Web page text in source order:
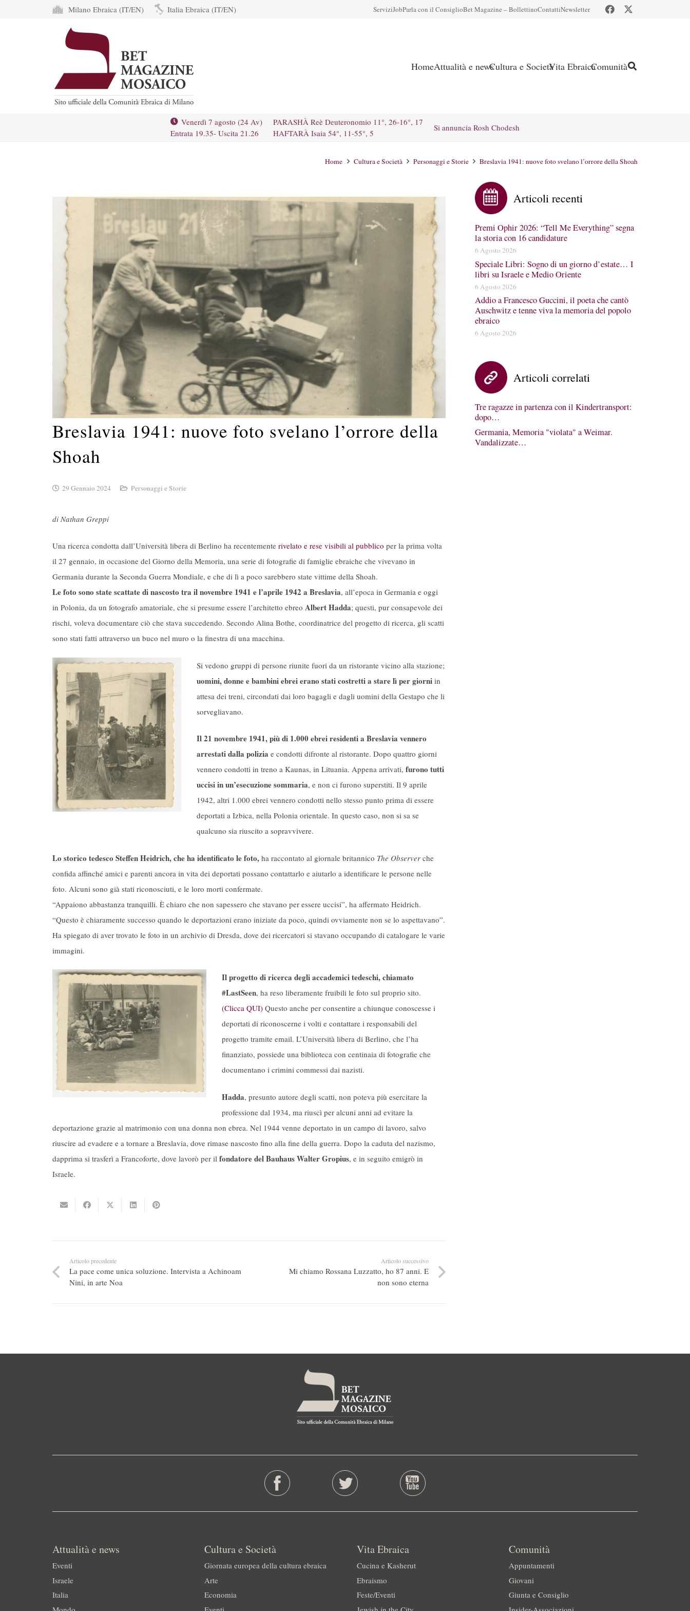
Milano Ebraica (IT/EN) Italia Ebraica (IT/EN) ServiziJobParla con il ConsiglioBet Magazine – BollettinoContattiNewsletter
HomeAttualità e newsCultura e SocietàVita EbraicaComunità
Venerdì 7 agosto (24 Av)
Entrata 19.35- Uscita 21.26
PARASHÀ Reè Deuteronomio 11°, 26-16°, 17
HAFTARÀ Isaia 54°, 11-55°, 5
Si annuncia Rosh Chodesh
Home Cultura e Società Personaggi e Storie Breslavia 1941: nuove foto svelano l’orrore della Shoah
Breslavia 1941: nuove foto svelano l’orrore della
Shoah
29 Gennaio 2024 Personaggi e Storie
di Nathan Greppi
Una ricerca condotta dall’Università libera di Berlino ha recentemente rivelato e rese visibili al pubblico per la prima volta
il 27 gennaio, in occasione del Giorno della Memoria, una serie di fotografie di famiglie ebraiche che vivevano in
Germania durante la Seconda Guerra Mondiale, e che di lì a poco sarebbero state vittime della Shoah.
Le foto sono state scattate di nascosto tra il novembre 1941 e l’aprile 1942 a Breslavia, all’epoca in Germania e oggi
in Polonia, da un fotografo amatoriale, che si presume essere l’architetto ebreo Albert Hadda; questi, pur consapevole dei
rischi, voleva documentare ciò che stava succedendo. Secondo Alina Bothe, coordinatrice del progetto di ricerca, gli scatti
sono stati fatti attraverso un buco nel muro o la finestra di una macchina.
Si vedono gruppi di persone riunite fuori da un ristorante vicino alla stazione;
uomini, donne e bambini ebrei erano stati costretti a stare lì per giorni in
attesa dei treni, circondati dai loro bagagli e dagli uomini della Gestapo che li
sorvegliavano.
Il 21 novembre 1941, più di 1.000 ebrei residenti a Breslavia vennero
arrestati dalla polizia e condotti difronte al ristorante. Dopo quattro giorni
vennero condotti in treno a Kaunas, in Lituania. Appena arrivati, furono tutti
uccisi in un’esecuzione sommaria, e non ci furono superstiti. Il 9 aprile
1942, altri 1.000 ebrei vennero condotti nello stesso punto prima di essere
deportati a Izbica, nella Polonia orientale. In questo caso, non si sa se
qualcuno sia riuscito a sopravvivere.
Lo storico tedesco Steffen Heidrich, che ha identificato le foto, ha raccontato al giornale britannico The Observer che
confida affinché amici e parenti ancora in vita dei deportati possano contattarlo e aiutarlo a identificare le persone nelle
foto. Alcuni sono già stati riconosciuti, e le loro morti confermate.
“Appaiono abbastanza tranquilli. È chiaro che non sapessero che stavano per essere uccisi”, ha affermato Heidrich.
“Questo è chiaramente successo quando le deportazioni erano iniziate da poco, quindi ovviamente non se lo aspettavano”.
Ha spiegato di aver trovato le foto in un archivio di Dresda, dove dei ricercatori si stavano occupando di catalogare le varie
immagini.
Il progetto di ricerca degli accademici tedeschi, chiamato
#LastSeen, ha reso liberamente fruibili le foto sul proprio sito.
(Clicca QUI) Questo anche per consentire a chiunque conoscesse i
deportati di riconoscerne i volti e contattare i responsabili del
progetto tramite email. L’Università libera di Berlino, che l’ha
finanziato, possiede una biblioteca con centinaia di fotografie che
documentano i crimini commessi dai nazisti.
Hadda, presunto autore degli scatti, non poteva più esercitare la
professione dal 1934, ma riuscì per alcuni anni ad evitare la
deportazione grazie al matrimonio con una donna non ebrea. Nel 1944 venne deportato in un campo di lavoro, salvo
riuscire ad evadere e a tornare a Breslavia, dove rimase nascosto fino alla fine della guerra. Dopo la caduta del nazismo,
dapprima si trasferì a Francoforte, dove lavorò per il fondatore del Bauhaus Walter Gropius, e in seguito emigrò in
Israele.
Articolo precedente
La pace come unica soluzione. Intervista a Achinoam
Nini, in arte Noa
Articolo successivo
Mi chiamo Rossana Luzzatto, ho 87 anni. E
non sono eterna
Articoli recenti
Premi Ophir 2026: “Tell Me Everything” segna
la storia con 16 candidature
6 Agosto 2026
Speciale Libri: Sogno di un giorno d’estate… I
libri su Israele e Medio Oriente
6 Agosto 2026
Addio a Francesco Guccini, il poeta che cantò
Auschwitz e tenne viva la memoria del popolo
ebraico
6 Agosto 2026
Articoli correlati
Tre ragazze in partenza con il Kindertransport:
dopo…
Germania, Memoria "violata" a Weimar.
Vandalizzate…
Attualità e news
Eventi
Israele
Italia
Cultura e Società
Giornata europea della cultura ebraica
Arte
Economia
Vita Ebraica
Cucina e Kasherut
Ebraismo
Feste/Eventi
Comunità
Appuntamenti
Giovani
Giunta e Consiglio